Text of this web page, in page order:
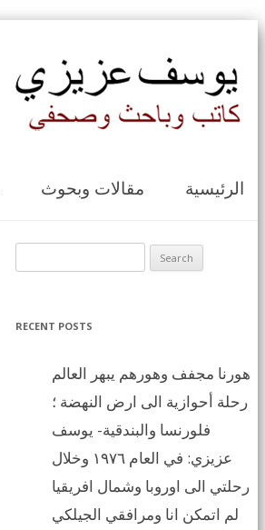
مقالات وبحوث الرئيسية
RECENT POSTS
هورنا مجفف وهورهم يبهر العالم
رحلة أحوازية الى ارض النهضة ؛
فلورنسا والبندقية- يوسف
عزيزي: في العام ١٩٧٦ وخلال
رحلتي الى اوروبا وشمال افريقيا
لم اتمكن انا ومرافقي الجيلكي